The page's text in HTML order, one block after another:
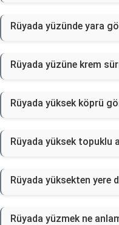
Rüyada yüzünde yara
Rüyada yüzüne krem
Rüyada yüksek köprü
Rüyada yüksek topuklu
Rüyada yüksekten yere
Rüyada yüzmek ne